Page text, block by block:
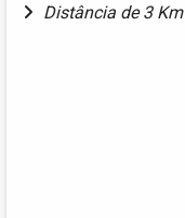
Distância de 3 Km